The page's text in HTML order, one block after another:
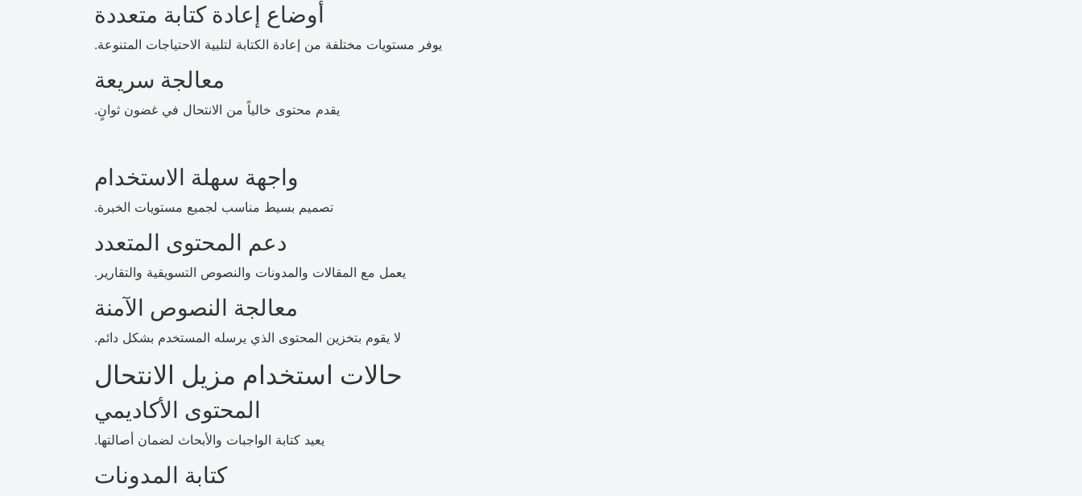
أوضاع إعادة كتابة متعددة
يوفر مستويات مختلفة من إعادة الكتابة لتلبية الاحتياجات المتنوعة.
معالجة سريعة
يقدم محتوى خالياً من الانتحال في غضون ثوانٍ.
واجهة سهلة الاستخدام
تصميم بسيط مناسب لجميع مستويات الخبرة.
دعم المحتوى المتعدد
يعمل مع المقالات والمدونات والنصوص التسويقية والتقارير.
معالجة النصوص الآمنة
لا يقوم بتخزين المحتوى الذي يرسله المستخدم بشكل دائم.
حالات استخدام مزيل الانتحال
المحتوى الأكاديمي
يعيد كتابة الواجبات والأبحاث لضمان أصالتها.
كتابة المدونات